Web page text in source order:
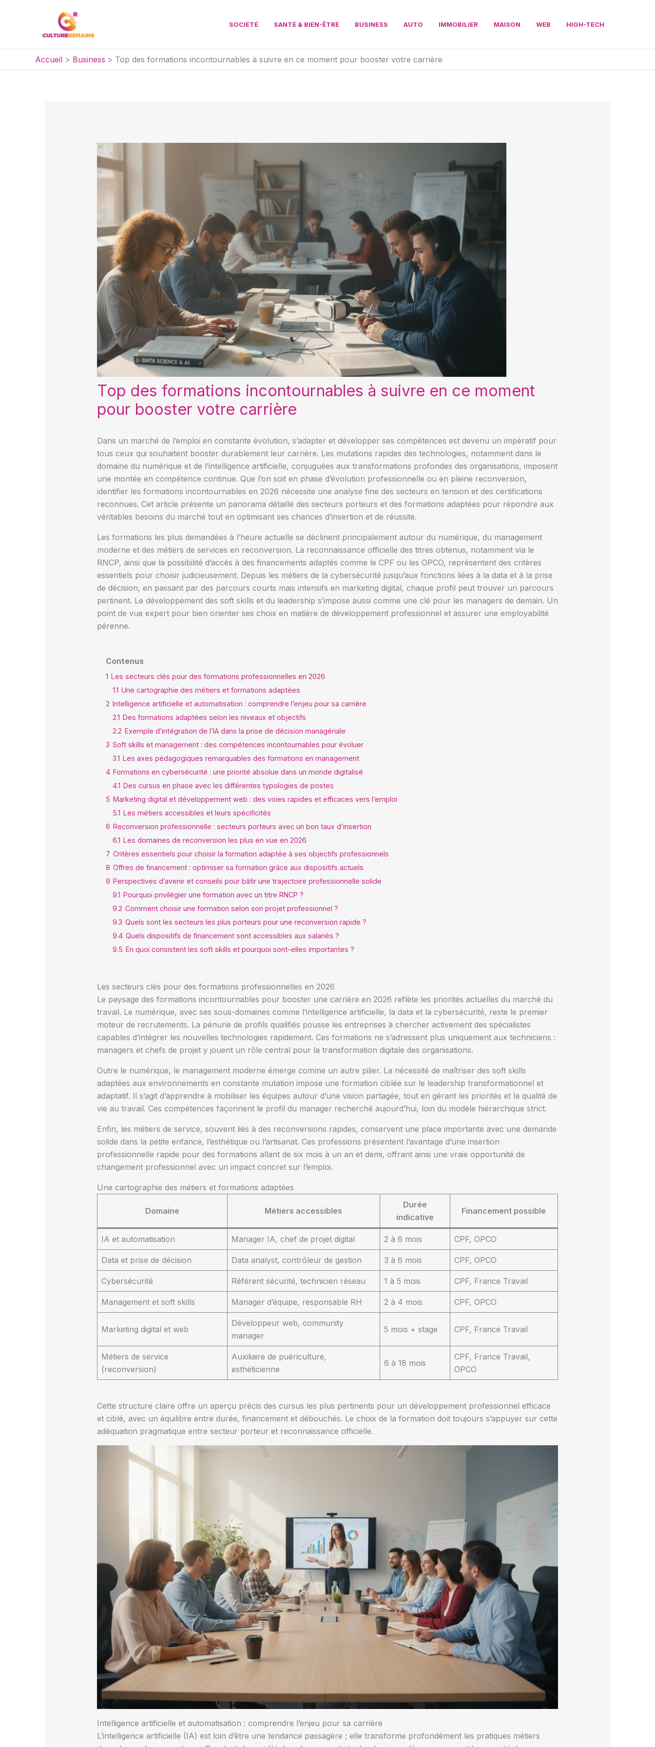
SOCIÉTÉ SANTÉ & BIEN-ÊTRE BUSINESS AUTO IMMOBILIER MAISON WEB HIGH-TECH
Accueil Business Top des formations incontournables à suivre en ce moment pour booster votre carrière
Top des formations incontournables à suivre en ce moment
pour booster votre carrière
Dans un marché de l’emploi en constante évolution, s’adapter et développer ses compétences est devenu un impératif pour
tous ceux qui souhaitent booster durablement leur carrière. Les mutations rapides des technologies, notamment dans le
domaine du numérique et de l’intelligence artificielle, conjuguées aux transformations profondes des organisations, imposent
une montée en compétence continue. Que l’on soit en phase d’évolution professionnelle ou en pleine reconversion,
identifier les formations incontournables en 2026 nécessite une analyse fine des secteurs en tension et des certifications
reconnues. Cet article présente un panorama détaillé des secteurs porteurs et des formations adaptées pour répondre aux
véritables besoins du marché tout en optimisant ses chances d’insertion et de réussite.
Les formations les plus demandées à l’heure actuelle se déclinent principalement autour du numérique, du management
moderne et des métiers de services en reconversion. La reconnaissance officielle des titres obtenus, notamment via le
RNCP, ainsi que la possibilité d’accès à des financements adaptés comme le CPF ou les OPCO, représentent des critères
essentiels pour choisir judicieusement. Depuis les métiers de la cybersécurité jusqu’aux fonctions liées à la data et à la prise
de décision, en passant par des parcours courts mais intensifs en marketing digital, chaque profil peut trouver un parcours
pertinent. Le développement des soft skills et du leadership s’impose aussi comme une clé pour les managers de demain. Un
point de vue expert pour bien orienter ses choix en matière de développement professionnel et assurer une employabilité
pérenne.
Contenus
1 Les secteurs clés pour des formations professionnelles en 2026
1.1 Une cartographie des métiers et formations adaptées
2 Intelligence artificielle et automatisation : comprendre l’enjeu pour sa carrière
2.1 Des formations adaptées selon les niveaux et objectifs
2.2 Exemple d’intégration de l’IA dans la prise de décision managériale
3 Soft skills et management : des compétences incontournables pour évoluer
3.1 Les axes pédagogiques remarquables des formations en management
4 Formations en cybersécurité : une priorité absolue dans un monde digitalisé
4.1 Des cursus en phase avec les différentes typologies de postes
5 Marketing digital et développement web : des voies rapides et efficaces vers l’emploi
5.1 Les métiers accessibles et leurs spécificités
6 Reconversion professionnelle : secteurs porteurs avec un bon taux d’insertion
6.1 Les domaines de reconversion les plus en vue en 2026
7 Critères essentiels pour choisir la formation adaptée à ses objectifs professionnels
8 Offres de financement : optimiser sa formation grâce aux dispositifs actuels
9 Perspectives d’avenir et conseils pour bâtir une trajectoire professionnelle solide
9.1 Pourquoi privilégier une formation avec un titre RNCP ?
9.2 Comment choisir une formation selon son projet professionnel ?
9.3 Quels sont les secteurs les plus porteurs pour une reconversion rapide ?
9.4 Quels dispositifs de financement sont accessibles aux salariés ?
9.5 En quoi consistent les soft skills et pourquoi sont-elles importantes ?
Les secteurs clés pour des formations professionnelles en 2026
Le paysage des formations incontournables pour booster une carrière en 2026 reflète les priorités actuelles du marché du
travail. Le numérique, avec ses sous-domaines comme l’intelligence artificielle, la data et la cybersécurité, reste le premier
moteur de recrutements. La pénurie de profils qualifiés pousse les entreprises à chercher activement des spécialistes
capables d’intégrer les nouvelles technologies rapidement. Ces formations ne s’adressent plus uniquement aux techniciens :
managers et chefs de projet y jouent un rôle central pour la transformation digitale des organisations.
Outre le numérique, le management moderne émerge comme un autre pilier. La nécessité de maîtriser des soft skills
adaptées aux environnements en constante mutation impose une formation ciblée sur le leadership transformationnel et
adaptatif. Il s’agit d’apprendre à mobiliser les équipes autour d’une vision partagée, tout en gérant les priorités et la qualité de
vie au travail. Ces compétences façonnent le profil du manager recherché aujourd’hui, loin du modèle hiérarchique strict.
Enfin, les métiers de service, souvent liés à des reconversions rapides, conservent une place importante avec une demande
solide dans la petite enfance, l’esthétique ou l’artisanat. Ces professions présentent l’avantage d’une insertion
professionnelle rapide pour des formations allant de six mois à un an et demi, offrant ainsi une vraie opportunité de
changement professionnel avec un impact concret sur l’emploi.
Une cartographie des métiers et formations adaptées
Domaine Métiers accessibles
Durée
indicative
Financement possible
IA et automatisation Manager IA, chef de projet digital 2 à 6 mois CPF, OPCO
Data et prise de décision Data analyst, contrôleur de gestion 3 à 6 mois CPF, OPCO
Cybersécurité Référent sécurité, technicien réseau 1 à 5 mois CPF, France Travail
Management et soft skills Manager d’équipe, responsable RH 2 à 4 mois CPF, OPCO
Marketing digital et web
Développeur web, community
manager
5 mois + stage CPF, France Travail
Métiers de service
(reconversion)
Auxiliaire de puériculture,
esthéticienne
6 à 18 mois
CPF, France Travail,
OPCO
Cette structure claire offre un aperçu précis des cursus les plus pertinents pour un développement professionnel efficace
et ciblé, avec un équilibre entre durée, financement et débouchés. Le choix de la formation doit toujours s’appuyer sur cette
adéquation pragmatique entre secteur porteur et reconnaissance officielle.
Intelligence artificielle et automatisation : comprendre l’enjeu pour sa carrière
L’intelligence artificielle (IA) est loin d’être une tendance passagère ; elle transforme profondément les pratiques métiers